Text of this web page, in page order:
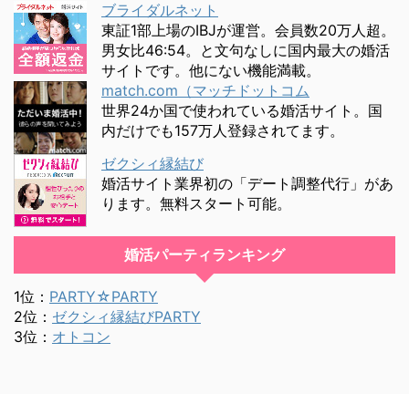
ブライダルネット
東証1部上場のIBJが運営。会員数20万人超。
男女比46:54。と文句なしに国内最大の婚活
サイトです。他にない機能満載。
match.com（マッチドットコム
世界24か国で使われている婚活サイト。国
内だけでも157万人登録されてます。
ゼクシィ縁結び
婚活サイト業界初の「デート調整代行」があ
ります。無料スタート可能。
婚活パーティランキング
1位： PARTY☆PARTY
2位： ゼクシィ縁結びPARTY
3位： オトコン